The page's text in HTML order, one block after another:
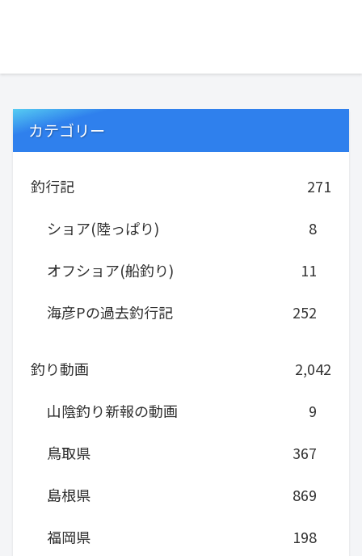
カテゴリー
釣行記
271
ショア(陸っぱり)
8
オフショア(船釣り)
11
海彦Pの過去釣行記
252
釣り動画
2,042
山陰釣り新報の動画
9
鳥取県
367
島根県
869
福岡県
198